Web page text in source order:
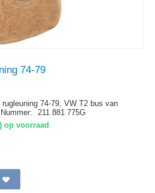
74-79
74-79, VW T2 bus van
211 881 775G
op voorraad